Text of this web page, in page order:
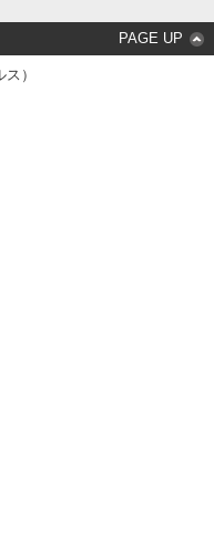
PAGE UP
）